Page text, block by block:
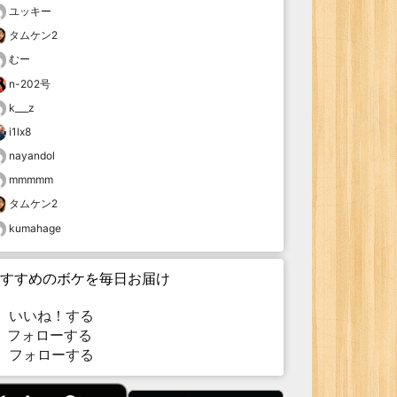
ユッキー
タムケン2
むー
n-202号
k___z
i1lx8
nayandol
mmmmm
タムケン2
kumahage
すめのボケを毎日お届け
いいね！する
ォローする
フォローする